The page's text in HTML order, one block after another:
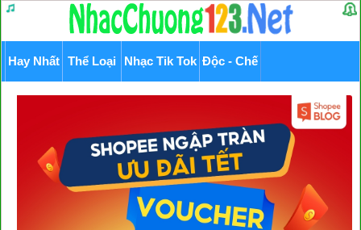
Hay Nhất Thể Loại Nhạc Tik Tok Độc - Chế